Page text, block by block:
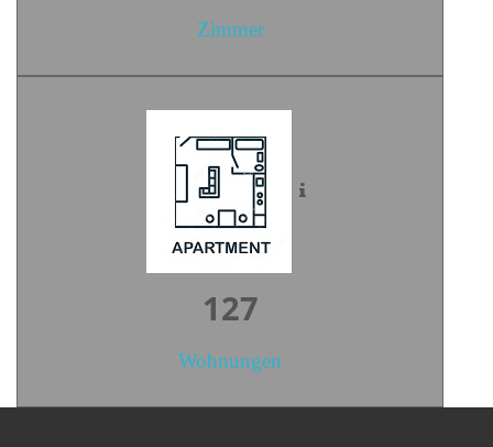
Zimmer
176
Wohnungen